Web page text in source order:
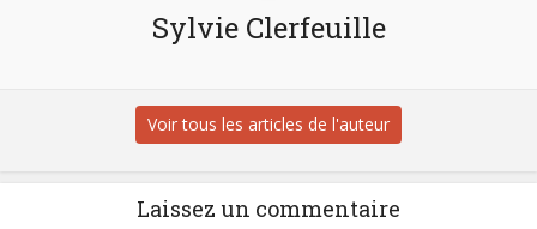
Sylvie Clerfeuille
Voir tous les articles de l'auteur
Laissez un commentaire